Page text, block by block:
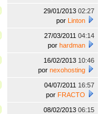
29/01/2013 02:27
por Linton
27/03/2011 04:14
por hardman
16/02/2013 10:46
por nexohosting
04/07/2011 16:57
por FRACTO
08/02/2013 06:15